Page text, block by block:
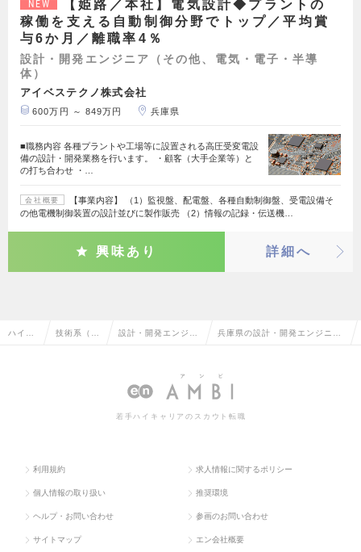
NEW
【姫路／本社】電気設計◆プラントの
稼働を支える自動制御分野でトップ／平均賞
与6か月／離職率4％
設計・開発エンジニア（その他、電気・電子・半導
体）
アイベステクノ株式会社
600万円 ～ 849万円 兵庫県
■職務内容 各種プラントや工場等に設置される高圧受変電設
備の設計・開発業務を行います。 ・顧客（大手企業等）と
の打ち合わせ ・…
会社概要
【事業内容】 （1）監視盤、配電盤、各種自動制御盤、受電設備そ
の他電機制御装置の設計並びに製作販売 （2）情報の記録・伝送機…
興味あり 詳細へ
ハイク 技術系（電 設計・開発エンジニ
電子・半導体）
兵庫県の設計・開発エンジニア
体）の転職・求人情報一覧
若手ハイキャリアのスカウト転職
利用規約 求人情報に関するポリシー
個人情報の取り扱い 推奨環境
ヘルプ・お問い合わせ 参画のお問い合わせ
サイトマップ エン会社概要